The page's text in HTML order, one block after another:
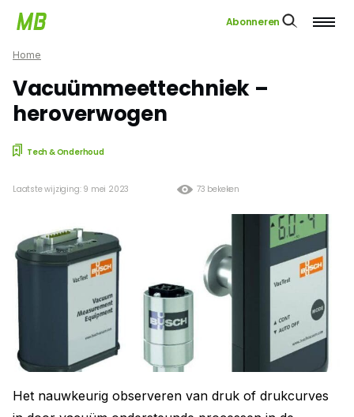
Abonneren
Home
Vacuümmeettechniek –
heroverwogen
Tech & Onderhoud
73 bekeken
Laatste wijziging: 9 mei 2023
Het nauwkeurig observeren van druk of drukcurves